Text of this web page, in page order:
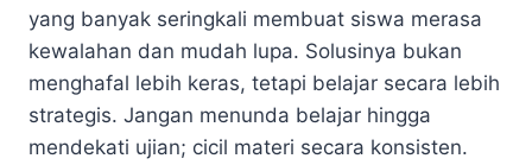
yang banyak seringkali membuat siswa merasa
kewalahan dan mudah lupa. Solusinya bukan
menghafal lebih keras, tetapi belajar secara lebih
strategis. Jangan menunda belajar hingga
mendekati ujian; cicil materi secara konsisten.